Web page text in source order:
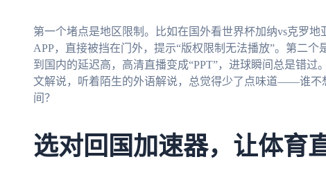
第一个堵点是地区限制。比如在国外看世界杯加纳vs克罗
APP，直接被挡在门外，提示“版权限制无法播放”。第二
到国内的延迟高，高清直播变成“PPT”，进球瞬间总是错
文解说，听着陌生的外语解说，总觉得少了点味道——谁不
间？
选对回国加速器，让体育